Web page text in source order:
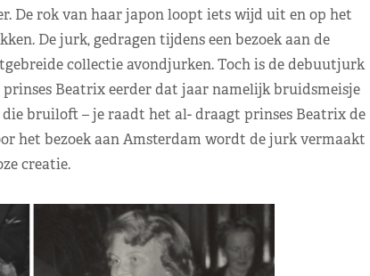
De rok van haar japon loopt iets wijd uit en op het
De jurk, gedragen tijdens een bezoek aan de
collectie avondjurken. Toch is de debuutjurk
Beatrix eerder dat jaar namelijk bruidsmeisje
bruiloft – je raadt het al- draagt prinses Beatrix de
het bezoek aan Amsterdam wordt de jurk vermaakt
creatie.